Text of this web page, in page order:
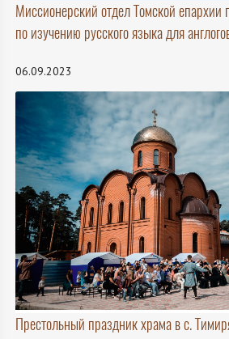
Миссионерский отдел Томской епархии
по изучению русского языка для
06.09.2023
Престольный праздник храма в с.